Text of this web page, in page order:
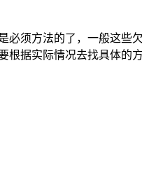
须方法的了，一般这些
据实际情况去找具体的方